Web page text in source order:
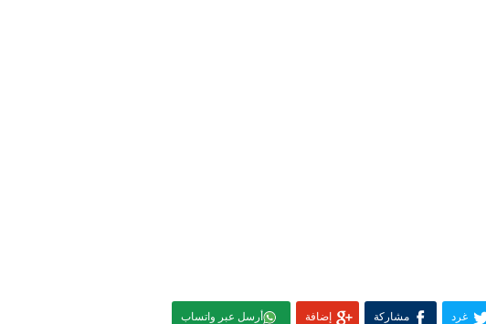
غرد مشاركة إضافة أرسل عبر واتساب